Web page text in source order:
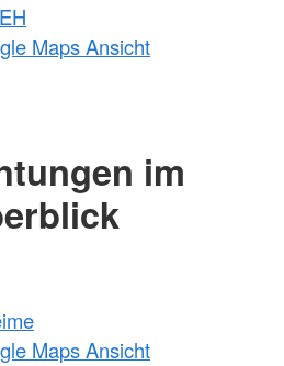
Maps Ansicht
im
Maps Ansicht